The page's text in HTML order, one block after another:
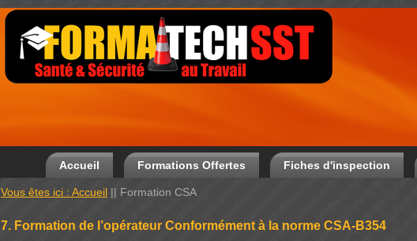
Accueil Formations Offertes Fiches d'inspection
Vous êtes ici : Accueil || Formation CSA
7. Formation de l’opérateur Conformément à la norme CSA-B354